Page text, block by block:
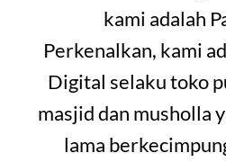
kami adalah
Perkenalkan, kami
Digital selaku toko
masjid dan musholla
lama